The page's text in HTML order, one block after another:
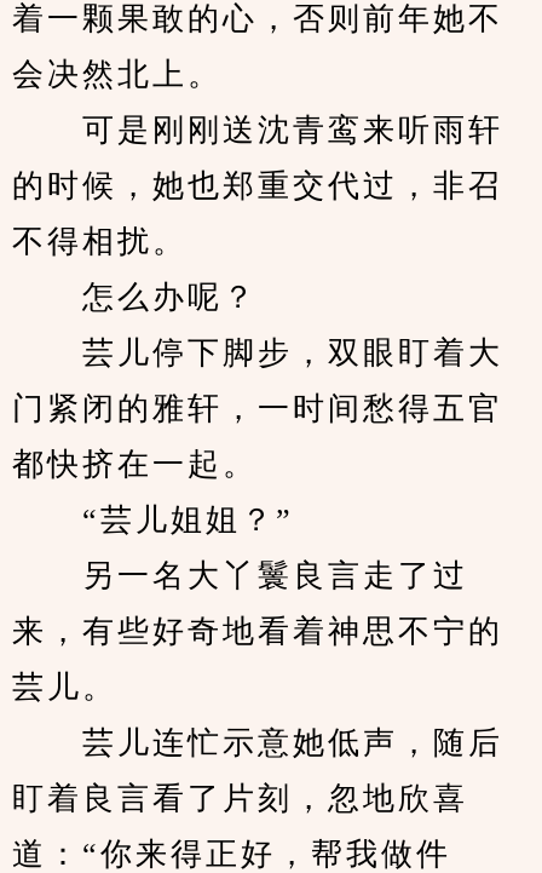
着一颗果敢的心，否则前年她不
会决然北上。
可是刚刚送沈青鸾来听雨轩
的时候，她也郑重交代过，非召
不得相扰。
怎么办呢？
芸儿停下脚步，双眼盯着大
门紧闭的雅轩，一时间愁得五官
都快挤在一起。
“芸儿姐姐？”
另一名大丫鬟良言走了过
来，有些好奇地看着神思不宁的
芸儿。
芸儿连忙示意她低声，随后
盯着良言看了片刻，忽地欣喜
道：“你来得正好，帮我做件